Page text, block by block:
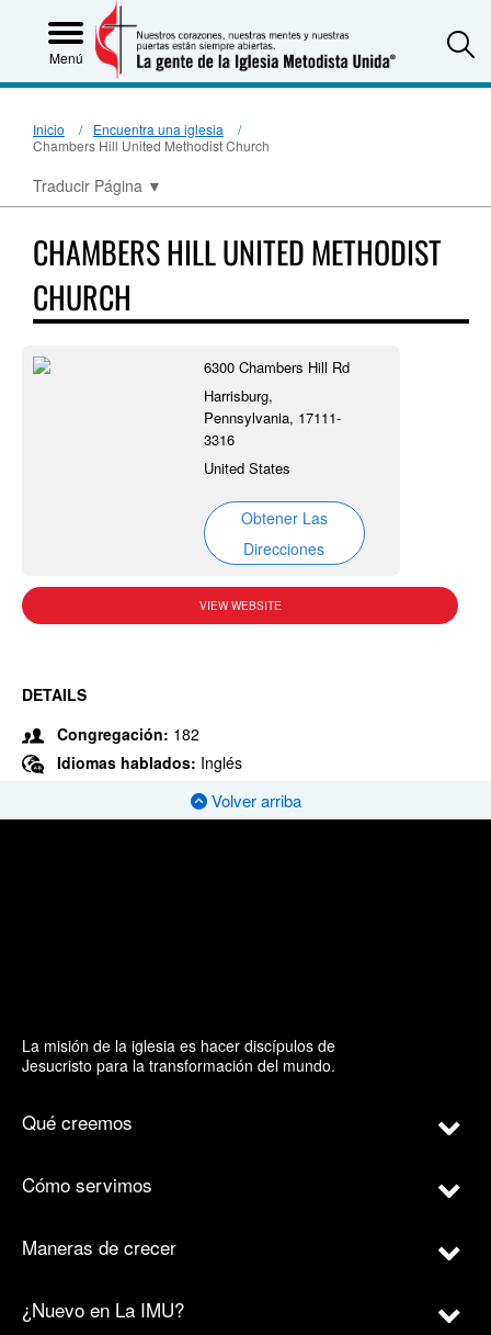
Menú
Inicio
Encuentra una iglesia
Chambers Hill United Methodist Church
Traducir Página ▼
CHAMBERS HILL UNITED METHODIST
CHURCH
6300 Chambers Hill Rd
Harrisburg,
Pennsylvania, 17111-
3316
United States
Obtener Las
Direcciones
VIEW WEBSITE
DETAILS
Congregación: 182
Idiomas hablados: Inglés
Volver arriba
La misión de la iglesia es hacer discípulos de
Jesucristo para la transformación del mundo.
Qué creemos
Cómo servimos
Maneras de crecer
¿Nuevo en La IMU?